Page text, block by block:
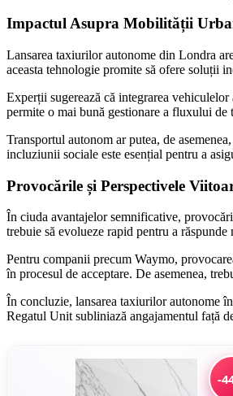
Impactul Asupra Mobilității
Lansarea taxiurilor autonome din Londra
aceasta tehnologie promite să ofere soluții
Experții sugerează că integrarea
permite o mai bună gestionare a fluxului
Transportul autonom ar putea, de
incluziunii sociale este esențial pentru a
Provocările și Perspectivele
În ciuda avantajelor semnificative,
trebuie să evolueze rapid pentru a
Pentru companii precum Waymo,
în procesul de acceptare. De asemenea,
În concluzie, lansarea taxiurilor autonome
Regatul Unit subliniază angajamentul față
-